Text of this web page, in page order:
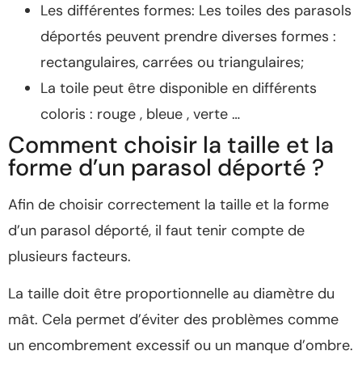
Les différentes formes: Les toiles des parasols
déportés peuvent prendre diverses formes :
rectangulaires, carrées ou triangulaires;
La toile peut être disponible en différents
coloris : rouge , bleue , verte …
Comment choisir la taille et la
forme d’un parasol déporté ?
Afin de choisir correctement la taille et la forme
d’un parasol déporté, il faut tenir compte de
plusieurs facteurs.
La taille doit être proportionnelle au diamètre du
mât. Cela permet d’éviter des problèmes comme
un encombrement excessif ou un manque d’ombre.